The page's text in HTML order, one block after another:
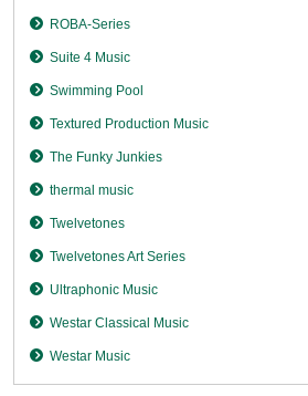
ROBA-Series
Suite 4 Music
Swimming Pool
Textured Production Music
The Funky Junkies
thermal music
Twelvetones
Twelvetones Art Series
Ultraphonic Music
Westar Classical Music
Westar Music